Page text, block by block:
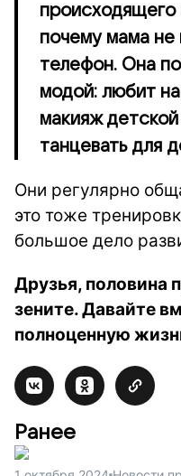
происходящего
почему мама не
телефон. Она
модой: любит
макияж
танцевать для
Они регулярно
это тоже
большое дело
Друзья, половина
зените. Давайте
полноценную
Ранее